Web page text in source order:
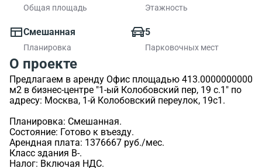
Общая площадь Этажность
Смешанная
Планировка
5
Парковочных мест
О проекте
Предлагаем в аренду Офис площадью 413.0000000000
м2 в бизнес-центре "1-ый Колобовский пер, 19 с.1" по
адресу: Москва, 1-й Колобовский переулок, 19с1.
Планировка: Смешанная.
Состояние: Готово к въезду.
Арендная плата: 1376667 руб./мес.
Класс здания B-.
Налог: Включая НДС.